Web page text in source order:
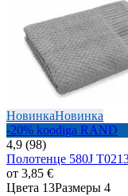
НовинкаНовинка
-20% koodiga RAND
4,9 (98)
Полотенце 580J
от 3,85 €
Цвета 13Размеры 4